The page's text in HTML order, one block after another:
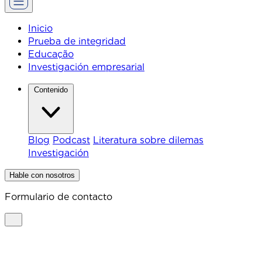
Inicio
Prueba de integridad
Educação
Investigación empresarial
Blog Podcast Literatura sobre dilemas
Investigación
Hable con nosotros
Formulario de contacto